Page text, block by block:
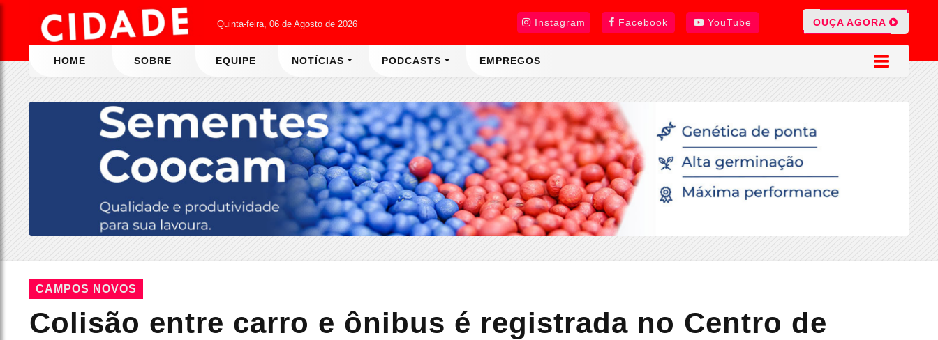
Quinta-feira, 06 de Agosto de 2026 Instagram Facebook YouTube OUÇA AGORA
HOME SOBRE EQUIPE NOTÍCIAS PODCASTS EMPREGOS
CAMPOS NOVOS
Colisão entre carro e ônibus é registrada no Centro de